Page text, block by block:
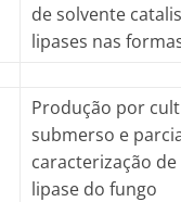
de solvente
lipases nas
Produção por
submerso e
caracterização
lipase do fungo